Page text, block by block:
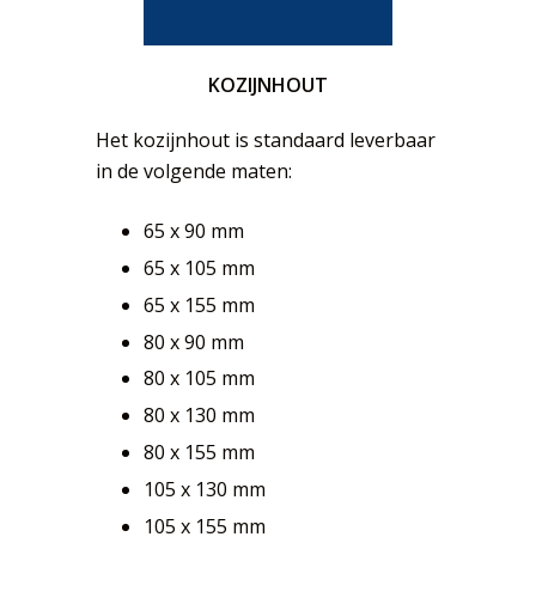
KOZIJNHOUT
Het kozijnhout is standaard leverbaar
in de volgende maten:
65 x 90 mm
65 x 105 mm
65 x 155 mm
80 x 90 mm
80 x 105 mm
80 x 130 mm
80 x 155 mm
105 x 130 mm
105 x 155 mm